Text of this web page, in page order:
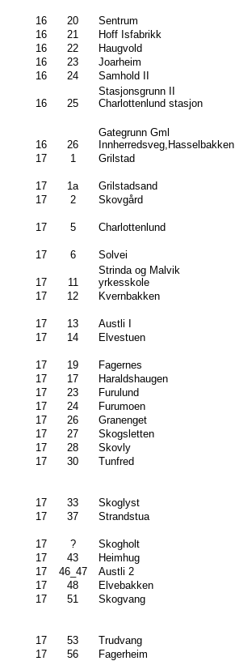
16 20 Sentrum
16
21 Hoff Isfabrikk
16
22 Haugvold
16
23 Joarheim
16
24 Samhold II
16 25
Stasjonsgrunn II
Charlottenlund stasjon
16 26
Gategrunn Gml
Innherredsveg,Hasselbakken
17
1 Grilstad
17 1a Grilstadsand
17
2 Skovgård
17 5 Charlottenlund
17 6 Solvei
17 11
Strinda og Malvik
yrkesskole
17
12 Kvernbakken
17 13 Austli I
17
14 Elvestuen
17 19 Fagernes
17
17 Haraldshaugen
17
23 Furulund
17
24 Furumoen
17
26 Granenget
17
27 Skogsletten
17
28 Skovly
17
30 Tunfred
17 33 Skoglyst
17
37 Strandstua
17 ? Skogholt
17
43 Heimhug
17
46_47 Austli 2
17
48 Elvebakken
17
51 Skogvang
17 53 Trudvang
17
56 Fagerheim